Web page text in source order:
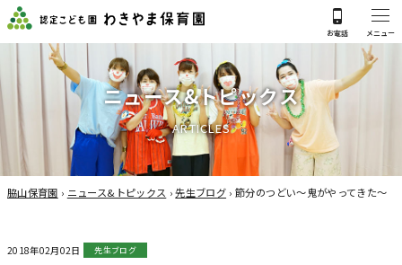
ニュース&トピックス
ARTICLES
脇山保育園 › ニュース&トピックス ›先生ブログ ›節分のつどい～鬼がやってきた～
2018年02月02日 先生ブログ